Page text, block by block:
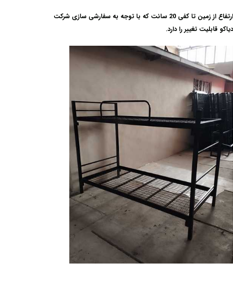
ارتفاع از زمین تا کفی 20 سانت که با توجه به سفارشی سازی شرکت
دیاکو قابلیت تغییر را دارد.